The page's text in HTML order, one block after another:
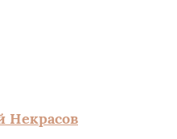
Некрасов